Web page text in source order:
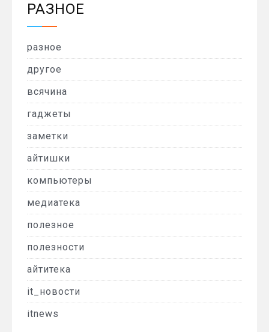
РАЗНОЕ
разное
другое
всячина
гаджеты
заметки
айтишки
компьютеры
медиатека
полезное
полезности
айтитека
it_новости
itnews